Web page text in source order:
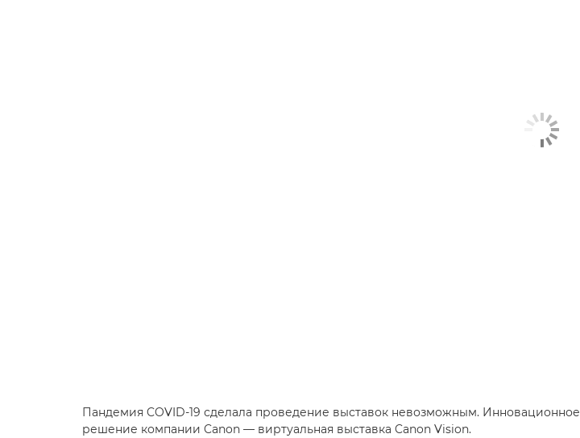
Пандемия COVID-19 сделала проведение выставок невозможным. Инновационное
решение компании Canon — виртуальная выставка Canon Vision.